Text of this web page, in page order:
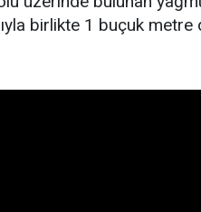
birlikte 1 buçuk